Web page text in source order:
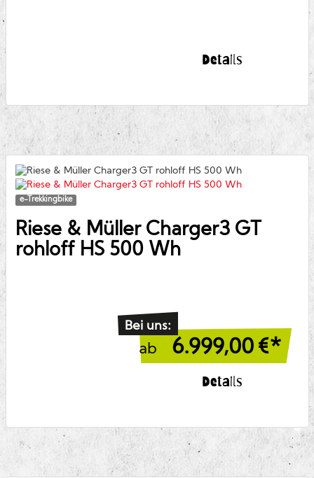
Details
e-Trekkingbike
Riese & MüllerCharger3 GT
rohloff HS 500 Wh
Bei uns:
ab 6.999,00 €*
Details